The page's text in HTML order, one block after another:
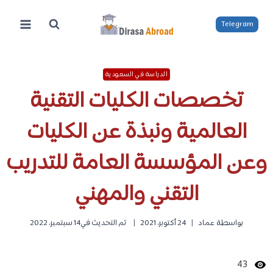
المحتوى
Telegram
الدراسة في السعودية
تخصصات الكليات التقنية
العالمية ونبذة عن الكليات
وعن المؤسسة العامة للتدريب
التقني والمهني
بواسطة عماد 24 أكتوبر، 2021 تم التحديث في14 سبتمبر، 2022
43